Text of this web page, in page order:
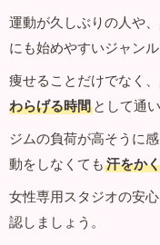
運動が久しぶりの人や、
にも始めやすいジャンル
痩せることだけでなく、
わらげる時間 として通
ジムの負荷が高そうに
動をしなくても 汗をか
女性専用スタジオの安
認しましょう。